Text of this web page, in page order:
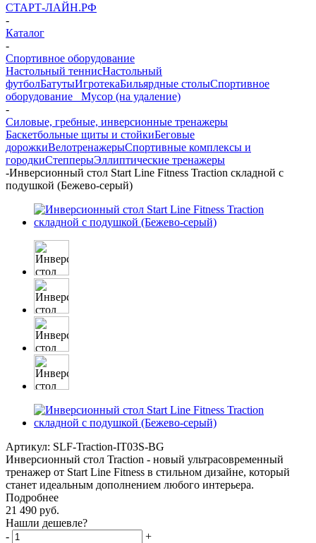
СТАРТ-ЛАЙН.РФ
-
Каталог
-
Спортивное оборудование
Настольный теннисНастольный
футболБатутыИгротекаБильярдные столыСпортивное
оборудование _ Мусор (на удаление)
-
Силовые, гребные, инверсионные тренажеры
Баскетбольные щиты и стойкиБеговые
дорожкиВелотренажерыСпортивные комплексы и
городкиСтепперыЭллиптические тренажеры
-Инверсионный стол Start Line Fitness Traction складной с
подушкой (Бежево-серый)
Артикул: SLF-Traction-IT03S-BG
Инверсионный стол Traction - новый ультрасовременный
тренажер от Start Line Fitness в стильном дизайне, который
станет идеальным дополнением любого интерьера.
Подробнее
21 490 руб.
Нашли дешевле?
-
+